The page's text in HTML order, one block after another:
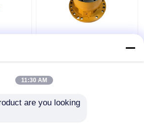
für
EC350
für Bagger
11:30 AM
are you looking